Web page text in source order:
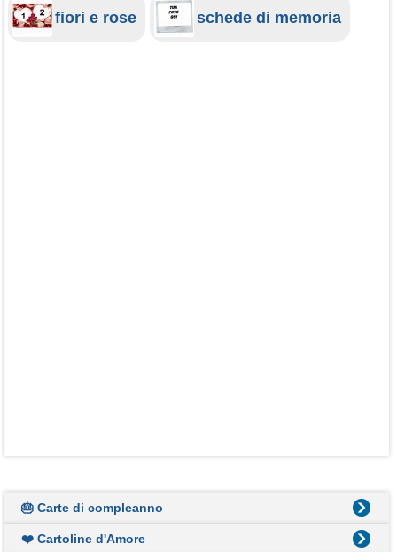
fiori e rose schede di memoria
🎂 Carte di compleanno
❤️ Cartoline d'Amore